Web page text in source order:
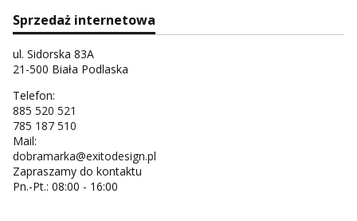
Sprzedaż internetowa
ul. Sidorska 83A
21-500 Biała Podlaska
Telefon:
885 520 521
785 187 510
Mail:
dobramarka@exitodesign.pl
Zapraszamy do kontaktu
Pn.-Pt.: 08:00 - 16:00